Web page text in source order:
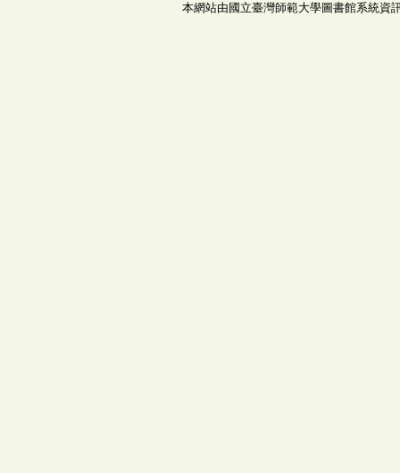
本網站由國立臺灣師範大學圖書館系統資